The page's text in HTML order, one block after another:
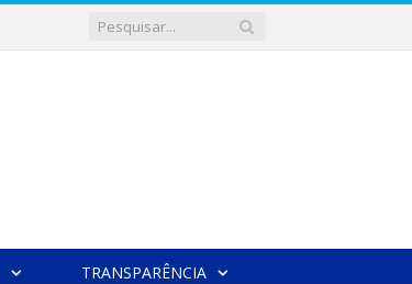
TRANSPARÊNCIA